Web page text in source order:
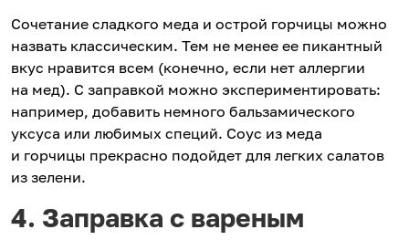
Сочетание сладкого меда и острой горчицы можно
назвать классическим. Тем не менее ее пикантный
вкус нравится всем (конечно, если нет аллергии
на мед). С заправкой можно экспериментировать:
например, добавить немного бальзамического
уксуса или любимых специй. Соус из меда
и горчицы прекрасно подойдет для легких салатов
из зелени.
4. Заправка с вареным